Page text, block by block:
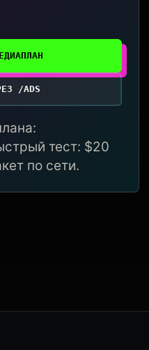
/ADS
тест: $20
по сети.